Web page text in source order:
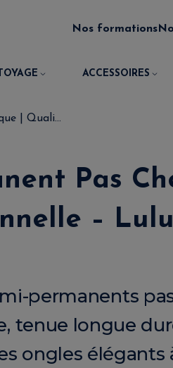
Nos formations
ACCESSOIRES
| Quali...
Pas
–
permanents
tenue longue
ongles élégants